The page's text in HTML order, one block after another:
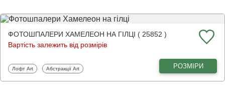
ФОТОШПАЛЕРИ ХАМЕЛЕОН НА ГІЛЦІ ( 25852 )
Вартість залежить від розмірів
Фотошпалери
Лофт Art Фотошпалери
Абстракції Art РОЗМІРИ